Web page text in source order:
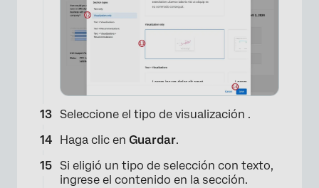
Seleccione el tipo de visualización .
Haga clic en Guardar.
Si eligió un tipo de selección con texto,
ingrese el contenido en la sección.